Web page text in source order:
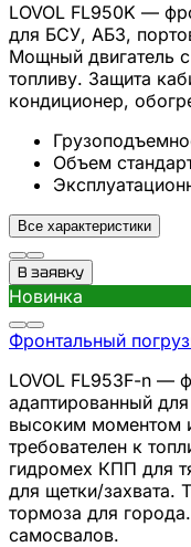
LOVOL FL950K —
для БСУ, АБЗ,
Мощный двигатель
топливу. Защита
кондиционер,
Объем
Все характеристики
В заявку
Новинка
Фронтальный
LOVOL FL953F-n —
адаптированный
высоким моментом
требователен к
гидромех КПП для
для щетки/захвата.
тормоза для
самосвалов.